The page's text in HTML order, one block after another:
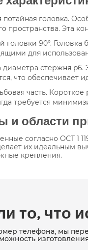
головка.
пространства. Эта
головки 90°.
для
диаметра стержня p6.
что
часть.
требуется
и области
согласно ОСТ 1
их идеальным
крепления.
то, что
телефона, мы